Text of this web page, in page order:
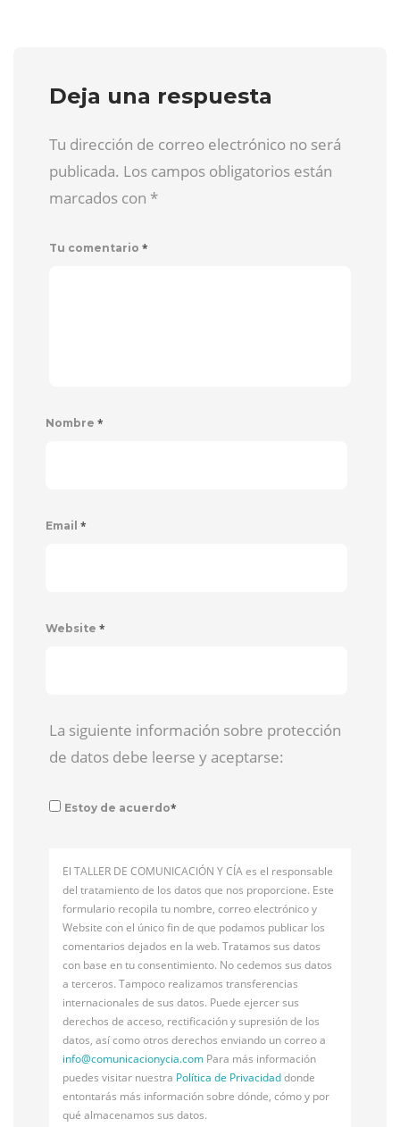
Deja una respuesta
Tu dirección de correo electrónico no será
publicada. Los campos obligatorios están
marcados con *
Tu comentario *
Nombre *
Email *
Website *
La siguiente información sobre protección
de datos debe leerse y aceptarse:
Estoy de acuerdo*
El TALLER DE COMUNICACIÓN Y CÍA es el responsable
del tratamiento de los datos que nos proporcione. Este
formulario recopila tu nombre, correo electrónico y
Website con el único fin de que podamos publicar los
comentarios dejados en la web. Tratamos sus datos
con base en tu consentimiento. No cedemos sus datos
a terceros. Tampoco realizamos transferencias
internacionales de sus datos. Puede ejercer sus
derechos de acceso, rectificación y supresión de los
datos, así como otros derechos enviando un correo a
info@comunicacionycia.com Para más información
puedes visitar nuestra Política de Privacidaddonde
entontarás más información sobre dónde, cómo y por
qué almacenamos sus datos.